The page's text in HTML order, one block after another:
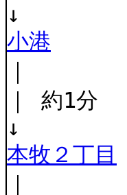
↓
小港
｜ 約1分
↓
本牧２丁目